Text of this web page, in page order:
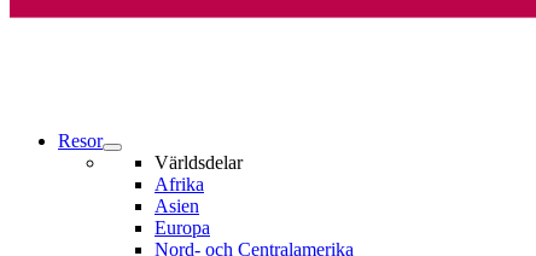
Resor
Världsdelar
Afrika
Asien
Europa
Nord- och Centralamerika